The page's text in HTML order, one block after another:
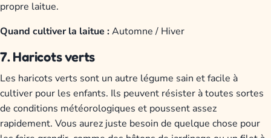
propre laitue.
Quand cultiver la laitue :Automne / Hiver
7. Haricots verts
Les haricots verts sont un autre légume sain et facile à
cultiver pour les enfants. Ils peuvent résister à toutes sortes
de conditions météorologiques et poussent assez
rapidement. Vous aurez juste besoin de quelque chose pour